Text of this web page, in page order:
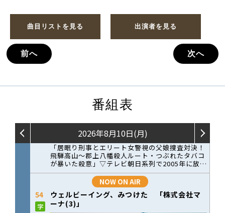
曲目リストを見る 出演者を見る
前へ 次へ
番組表